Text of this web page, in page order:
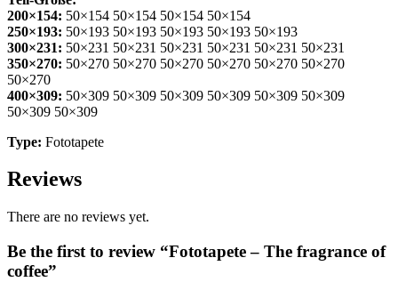
200×154: 50×154 50×154 50×154 50×154
250×193: 50×193 50×193 50×193 50×193 50×193
300×231: 50×231 50×231 50×231 50×231 50×231 50×231
350×270: 50×270 50×270 50×270 50×270 50×270 50×270
50×270
400×309: 50×309 50×309 50×309 50×309 50×309 50×309
50×309 50×309
Type: Fototapete
Reviews
There are no reviews yet.
Be the first to review “Fototapete – The fragrance of
coffee”